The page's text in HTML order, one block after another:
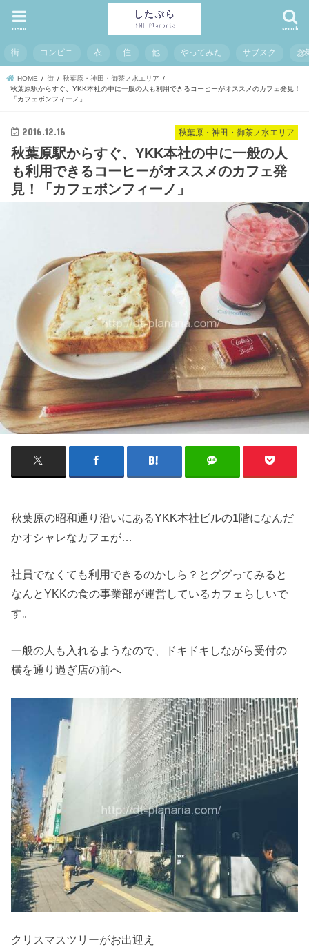
search
menu
街 コンビニ 衣 住 他 やってみた サブスク お
HOME 街
秋葉原・神田・御茶ノ水エリア
秋葉原駅からすぐ、YKK本社の中に一般の人も利用できるコーヒーがオススメのカフェ発見！
「カフェボンフィーノ」
秋葉原・神田・御茶ノ水エリア
2016.12.16
秋葉原駅からすぐ、YKK本社の中に一般の人
も利用できるコーヒーがオススメのカフェ発
見！「カフェボンフィーノ」
秋葉原の昭和通り沿いにあるYKK本社ビルの1階になんだ
かオシャレなカフェが…
社員でなくても利用できるのかしら？とググってみると
なんとYKKの食の事業部が運営しているカフェらしいで
す。
一般の人も入れるようなので、ドキドキしながら受付の
横を通り過ぎ店の前へ
クリスマスツリーがお出迎え